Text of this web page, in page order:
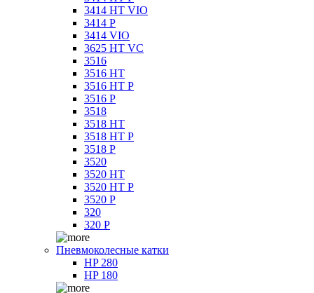
3414 HT VIO
3414 P
3414 VIO
3625 HT VC
3516
3516 HT
3516 HT P
3516 P
3518
3518 HT
3518 HT P
3518 P
3520
3520 HT
3520 HT P
3520 P
320
320 P
Пневмоколесные катки
HP 280
HP 180